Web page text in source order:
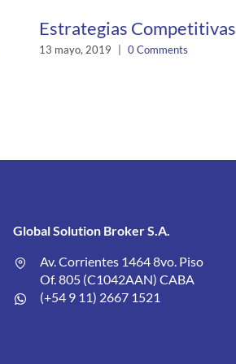
Estrategias Competitivas
13 mayo, 2019 0 Comments
Global Solution Broker S.A.
Av. Corrientes 1464 8vo. Piso
Of. 805 (C1042AAN) CABA
(+54 9 11) 2667 1521